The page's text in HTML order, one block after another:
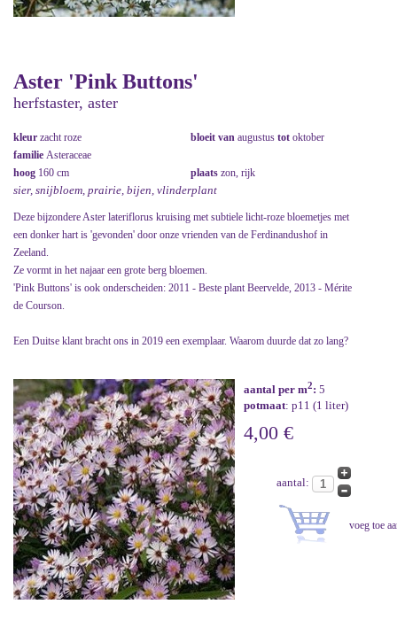
Aster 'Pink Buttons'
herfstaster, aster
kleur zacht roze bloeit van augustus tot oktober
familie Asteraceae
hoog 160 cm plaats zon, rijk
sier, snijbloem, prairie, bijen, vlinderplant
Deze bijzondere Aster lateriflorus kruising met subtiele licht-roze bloemetjes met
een donker hart is 'gevonden' door onze vrienden van de Ferdinandushof in
Zeeland.
Ze vormt in het najaar een grote berg bloemen.
'Pink Buttons' is ook onderscheiden: 2011 - Beste plant Beervelde, 2013 - Mérite
de Courson.
Een Duitse klant bracht ons in 2019 een exemplaar. Waarom duurde dat zo lang?
aantal per m2: 5
potmaat: p11 (1 liter)
4,00 €
aantal: